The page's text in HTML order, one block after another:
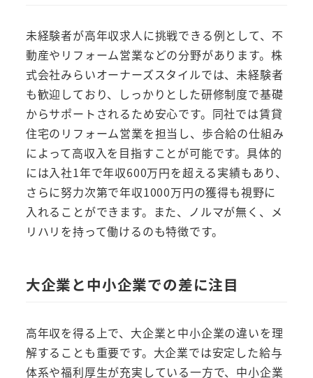
未経験者が高年収求人に挑戦できる例として、不
動産やリフォーム営業などの分野があります。株
式会社みらいオーナーズスタイルでは、未経験者
も歓迎しており、しっかりとした研修制度で基礎
からサポートされるため安心です。同社では賃貸
住宅のリフォーム営業を担当し、歩合給の仕組み
によって高収入を目指すことが可能です。具体的
には入社1年で年収600万円を超える実績もあり、
さらに努力次第で年収1000万円の獲得も視野に
入れることができます。また、ノルマが無く、メ
リハリを持って働けるのも特徴です。
大企業と中小企業での差に注目
高年収を得る上で、大企業と中小企業の違いを理
解することも重要です。大企業では安定した給与
体系や福利厚生が充実している一方で、中小企業